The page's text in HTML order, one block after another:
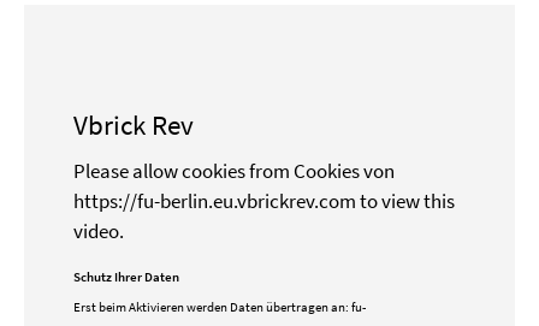
Vbrick Rev
Please allow cookies from Cookies von
https://fu-berlin.eu.vbrickrev.com to view this
video.
Schutz Ihrer Daten
Erst beim Aktivieren werden Daten übertragen an: fu-